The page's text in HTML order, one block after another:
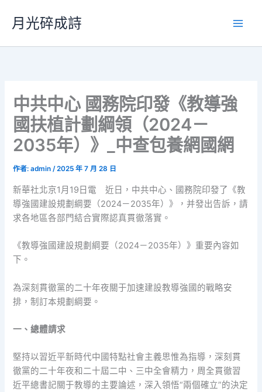
要
月光碎成詩
中共中心 國務院印發《教導強
國扶植計劃綱領（2024－
2035年）》_中查包養網國網
作者:admin/2025 年 7 月 28 日
新華社北京1月19日電 近日，中共中心、國務院印發了《教
導強國建設規劃綱要（2024－2035年）》，并發出告訴，請
求各地區各部門結合實際認真貫徹落實。
《教導強國建設規劃綱要（2024－2035年）》重要內容如
下。
為深刻貫徹黨的二十年夜關于加速建設教導強國的戰略安
排，制訂本規劃綱要。
一、總體請求
堅持以習近平新時代中國特點社會主義思惟為指導，深刻貫
徹黨的二十年夜和二十屆二中、三中全會精力，周全貫徹習
近平總書記關于教導的主要論述，深入領悟“兩個確立”的決定